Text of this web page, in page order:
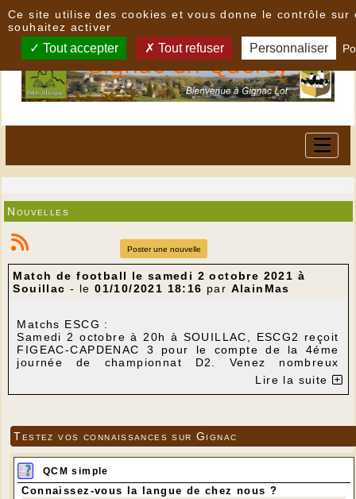
Nouvelles
Poster une nouvelle
Match de football le samedi 2 octobre 2021 à
Souillac - le01/10/2021 18:16 par AlainMas
Matchs ESCG :
Samedi 2 octobre à 20h à SOUILLAC, ESCG2 reçoit
FIGEAC-CAPDENAC 3 pour le compte de la 4éme
journée de championnat D2. Venez nombreux
ESCG1 se déplace à CAPDENAC pour la rencontre
de ramener un bon résultat sur ce match pour rester
en haut du tableau.
Lire la suite
Testez vos connaissances sur Gignac
QCM simple
Connaissez-vous la langue de chez nous ?
Ce site utilise des cookies et vous donne le contrôle sur
souhaitez activer
Tout accepter Tout refuser Personnaliser